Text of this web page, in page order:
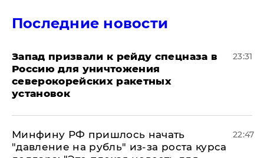
Последние новости
Запад призвали к рейду спецназа в
Россию для уничтожения
северокорейских ракетных
установок
23:31
Минфину РФ пришлось начать
"давление на рубль" из-за роста курса
22:47